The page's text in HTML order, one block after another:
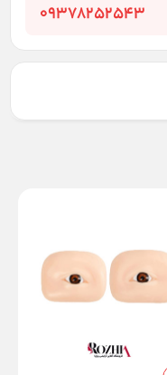
09378252543